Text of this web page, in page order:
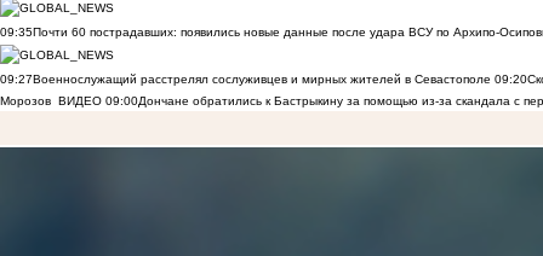
09:35Почти 60 пострадавших: появились новые данные после удара ВСУ по Архипо-
09:27Военнослужащий расстрелял сослуживцев и мирных жителей в Севастополе 09:20
Морозов ВИДЕО 09:00Дончане обратились к Бастрыкину за помощью из-за скандала с